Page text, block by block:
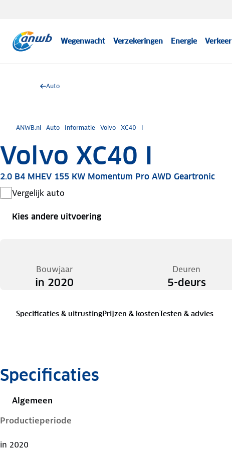
Wegenwacht Verzekeringen Energie Verkeer
Auto
ANWB.nl Auto Informatie Volvo XC40 I
Volvo XC40 I
2.0 B4 MHEV 155 KW Momentum Pro AWD Geartronic
Vergelijk auto
Kies andere uitvoering
Bouwjaar
in 2020
Deuren
5-deurs
Specificaties & uitrustingPrijzen & kostenTesten & advies
Specificaties
Algemeen
Productieperiode
in 2020